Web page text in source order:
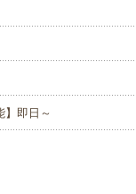
】即日～